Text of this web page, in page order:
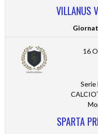
VILLANUS
16
Serie
SPARTA